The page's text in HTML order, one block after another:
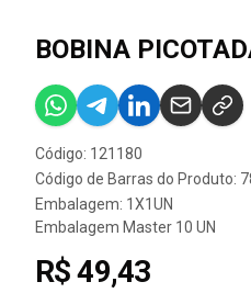
BOBINA
Código: 121180
Código de Barras do Produto:
Embalagem: 1X1UN
Embalagem Master 10 UN
R$ 49,43